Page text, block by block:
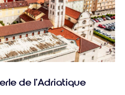
de l’Adriatique